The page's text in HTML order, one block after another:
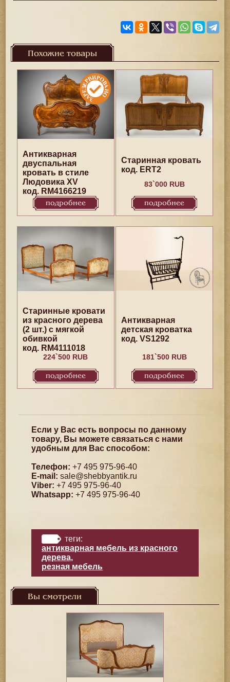
Похожие товары
Антикварная
двуспальная
кровать в стиле
Людовика XV
код. RM4166219
подробнее
Старинная кровать
код. ERT2
83`000 RUB
подробнее
Старинные кровати
из красного дерева
(2 шт.) с мягкой
обивкой
код. RM4111018
224`500 RUB
подробнее
Антикварная
детская кроватка
код. VS1292
181`500 RUB
подробнее
Если у Вас есть вопросы по данному
товару, Вы можете связаться с нами
удобным для Вас способом:
Телефон: +7 495 975-96-40
E-mail: sale@shebbyantik.ru
Viber: +7 495 975-96-40
Whatsapp: +7 495 975-96-40
теги:
антикварная мебель из красного
дерева,
резная мебель
Вы смотрели